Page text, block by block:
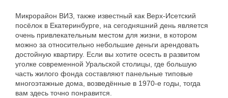
Микрорайон ВИЗ также известный как Верх-Исетский
посёлок в Екатеринбурге на сегодняшний день является
очень привлекательным местом для жизни в котором
можно за относительно небольшие деньги арендовать
достойную квартиру. Если вы хотите осесть в развитом
уголке современной Уральской столицы где большую
часть жилого фонда составляют панельные типовые
многоэтажные дома возведённые в 1970-е годы тогда
вам здесь точно понравится